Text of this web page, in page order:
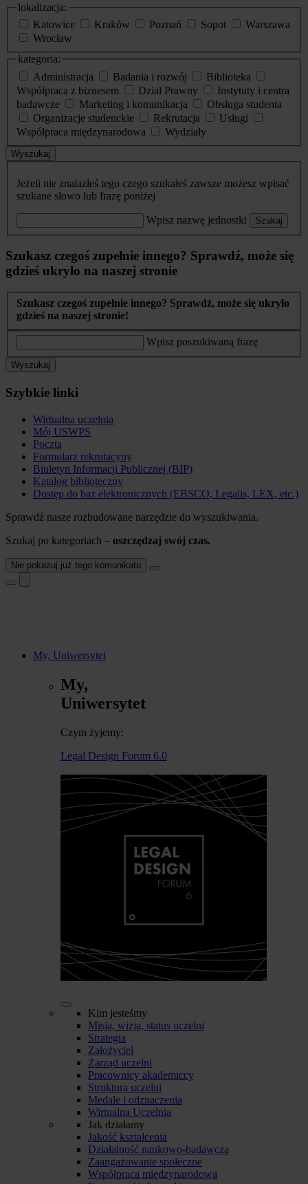
lokalizacja:
Katowice
Kraków Poznań Sopot
Warszawa
Wrocław
kategoria:
Administracja
Badania i rozwój
Biblioteka
Współpraca z biznesem
Dział Prawny
Instytuty i centra
badawcze
Marketing i komunikacja
Obsługa studenta
Organizacje studenckie
Rekrutacja
Usługi
Współpraca międzynarodowa
Wydziały
Wyszukaj
Jeżeli nie znalazłeś tego czego szukałeś zawsze możesz wpisać
szukane słowo lub frazę poniżej
Wpisz nazwę jednostki Szukaj
Szukasz czegoś zupełnie innego? Sprawdź, może się
gdzieś ukryło na naszej stronie
Szukasz czegoś zupełnie innego? Sprawdź, może się ukryło
gdzieś na naszej stronie!
Wpisz poszukiwaną frazę
Wyszukaj
Szybkie linki
Wirtualna uczelnia
Mój USWPS
Poczta
Formularz rekrutacyny
Biuletyn Informacji Publicznej (BIP)
Katalog biblioteczny
Dostęp do baz elektronicznych (EBSCO, Legalis, LEX, etc.)
Sprawdź nasze rozbudowane narzędzie do wyszukiwania.
Szukaj po kategoriach – oszczędzaj swój czas.
Nie pokazuj już tego komunikatu
My, Uniwersytet
My,
Uniwersytet
Czym żyjemy:
Legal Design Forum 6.0
Kim jesteśmy
Misja, wizja, status uczelni
Strategia
Założyciel
Zarząd uczelni
Pracownicy akademiccy
Struktura uczelni
Medale i odznaczenia
Wirtualna Uczelnia
Jak działamy
Jakość kształcenia
Działalność naukowo-badawcza
Zaangażowanie społeczne
Współpraca międzynarodowa